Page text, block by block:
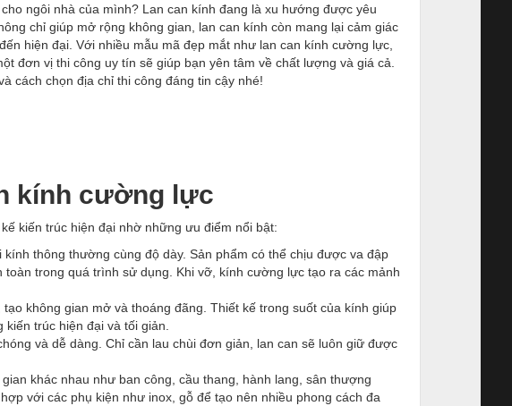
ngôi nhà của mình? Lan can kính đang là xu hướng được yêu
chỉ giúp mở rộng không gian, lan can kính còn mang lại cảm giác
hiện đại. Với nhiều mẫu mã đẹp mắt như lan can kính cường lực,
đơn vị thi công uy tín sẽ giúp bạn yên tâm về chất lượng và giá cả.
cách chọn địa chỉ thi công đáng tin cậy nhé!
kính cường lực
kiến trúc hiện đại nhờ những ưu điểm nổi bật:
thông thường cùng độ dày. Sản phẩm có thể chịu được va đập
trong quá trình sử dụng. Khi vỡ, kính cường lực tạo ra các mảnh
không gian mở và thoáng đãng. Thiết kế trong suốt của kính giúp
trúc hiện đại và tối giản.
và dễ dàng. Chỉ cần lau chùi đơn giản, lan can sẽ luôn giữ được
khác nhau như ban công, cầu thang, hành lang, sân thượng
với các phụ kiện như inox, gỗ để tạo nên nhiều phong cách đa